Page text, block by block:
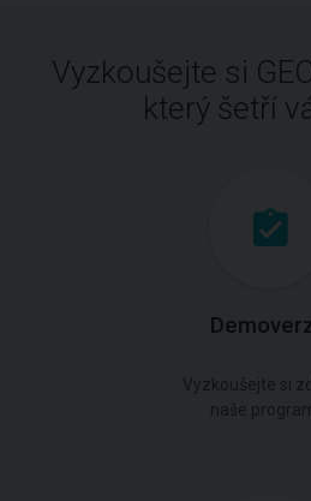
Vyzkoušejte si
který šetří